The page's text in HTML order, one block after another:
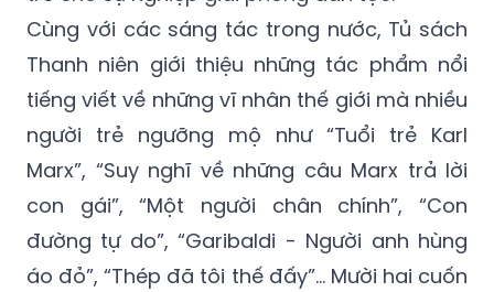
Cùng với các sáng tác trong nước, Tủ sách
Thanh niên giới thiệu những tác phẩm nổi
tiếng viết về những vĩ nhân thế giới mà nhiều
người trẻ ngưỡng mộ như “Tuổi trẻ Karl
Marx”, “Suy nghĩ về những câu Marx trả lời
con gái”, “Một người chân chính”, “Con
đường tự do”, “Garibaldi - Người anh hùng
áo đỏ”, “Thép đã tôi thế đấy”… Mười hai cuốn